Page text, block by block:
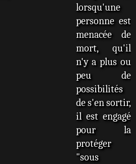
lorsqu'une
personne est
menacée de
mort, qu'il
n'y a plus ou
peu de
possibilités
de s'en sortir,
il est engagé
pour la
protéger
"sous